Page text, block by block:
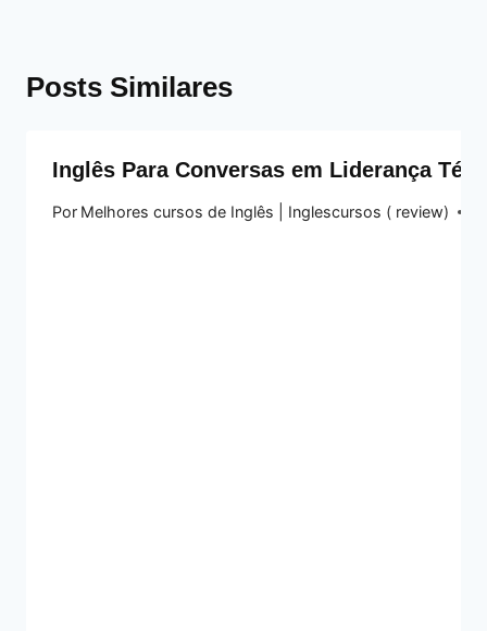
Posts Similares
Inglês Para Conversas em Liderança
Por Melhores cursos de Inglês | Inglescursos ( review)